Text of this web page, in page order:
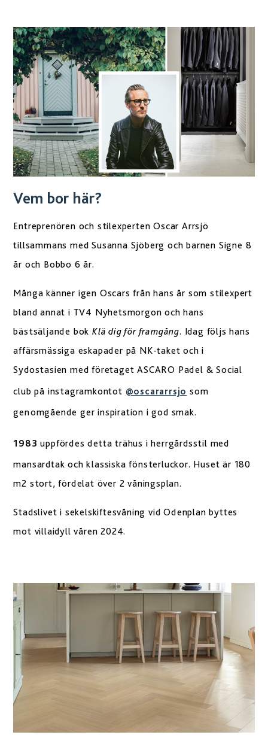
Vem bor här?
Entreprenören och stilexperten Oscar Arrsjö
tillsammans med Susanna Sjöberg och barnen Signe 8
år och Bobbo 6 år.
Många känner igen Oscars från hans år som stilexpert
bland annat i TV4 Nyhetsmorgon och hans
bästsäljande bok Klä dig för framgång. Idag följs hans
affärsmässiga eskapader på NK-taket och i
Sydostasien med företaget ASCARO Padel & Social
club på instagramkontot @oscararrsjo som
genomgående ger inspiration i god smak.
1983 uppfördes detta trähus i herrgårdsstil med
mansardtak och klassiska fönsterluckor. Huset är 180
m2 stort, fördelat över 2 våningsplan.
Stadslivet i sekelskiftesvåning vid Odenplan byttes
mot villaidyll våren 2024.